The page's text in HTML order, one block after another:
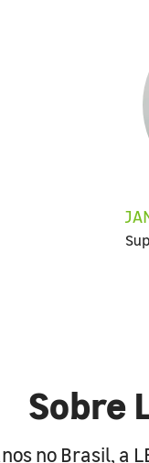
Sobre
no Brasil, a